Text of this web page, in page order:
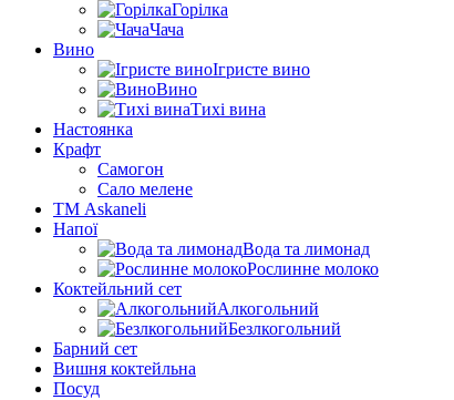
Горілка
Чача
Вино
Ігристе вино
Вино
Тихі вина
Настоянка
Крафт
Самогон
Сало мелене
ТМ Askaneli
Напої
Вода та лимонад
Рослинне молоко
Коктейльний сет
Алкогольний
Безлкогольний
Барний сет
Вишня коктейльна
Посуд